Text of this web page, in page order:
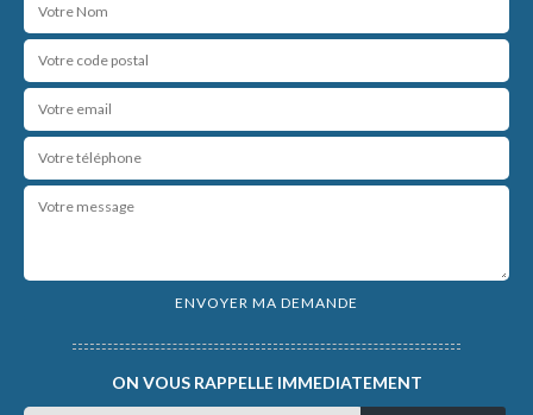
ON VOUS RAPPELLE IMMEDIATEMENT